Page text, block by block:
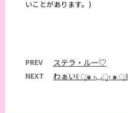
いことがあります。)
PREV ステラ・ルー♡
NEXT わぁい꒰ ू๑ ›◡ु‹ ๑ ू꒱